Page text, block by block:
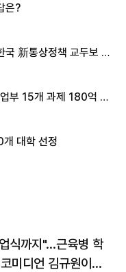
은?
新통상정책 교두보 활
부 15개 과제 180억 지
대학 선정
식까지"…근육병 학
미디언 김규원이었